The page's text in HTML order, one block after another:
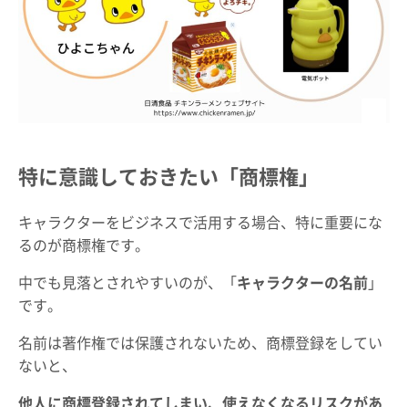
特に意識しておきたい「商標権」
キャラクターをビジネスで活用する場合、特に重要にな
るのが商標権です。
中でも見落とされやすいのが、「 キャラクターの名前 」
です。
名前は著作権では保護されないため、商標登録をしてい
ないと、
他人に商標登録されてしまい、使えなくなるリスクがあ